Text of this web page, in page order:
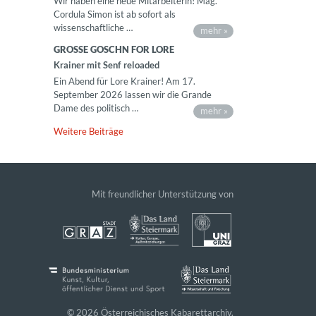
Cordula Simon ist ab sofort als
wissenschaftliche …
mehr »
GROSSE GOSCHN FOR LORE
Krainer mit Senf reloaded
Ein Abend für Lore Krainer! Am 17.
September 2026 lassen wir die Grande
Dame des politisch …
mehr »
Weitere Beiträge
Mit freundlicher Unterstützung von
© 2026 Österreichisches Kabarettarchiv.